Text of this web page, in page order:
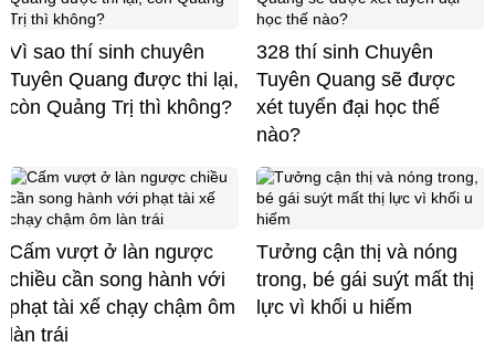
Vì sao thí sinh chuyên
Tuyên Quang được thi lại,
còn Quảng Trị thì không?
328 thí sinh Chuyên
Tuyên Quang sẽ được
xét tuyển đại học thế
nào?
Cấm vượt ở làn ngược
chiều cần song hành với
phạt tài xế chạy chậm ôm
làn trái
Tưởng cận thị và nóng
trong, bé gái suýt mất thị
lực vì khối u hiếm